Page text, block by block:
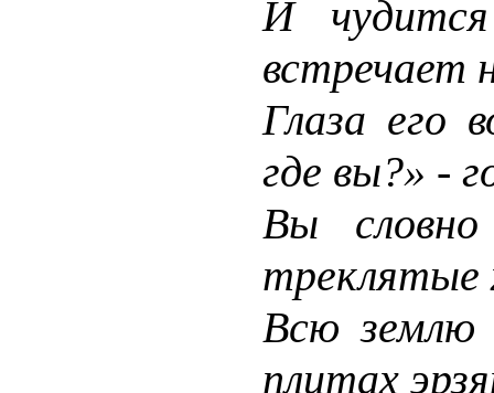
И
встречает
Глаза его
где вы?» -
Вы
треклятые
Всю землю
плитах